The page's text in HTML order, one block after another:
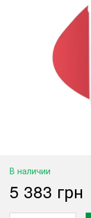
В наличии
5 383 грн